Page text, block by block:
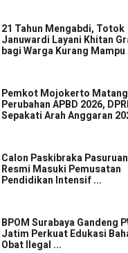
21 Tahun Mengabdi, Totok
Januwardi Layani Khitan
bagi Warga Kurang Mampu
Pemkot Mojokerto
Perubahan APBD 2026,
Sepakati Arah Anggaran
Calon Paskibraka Pasuruan
Resmi Masuki Pemusatan
Pendidikan Intensif ...
BPOM Surabaya Gandeng
Jatim Perkuat Edukasi
Obat Ilegal ...